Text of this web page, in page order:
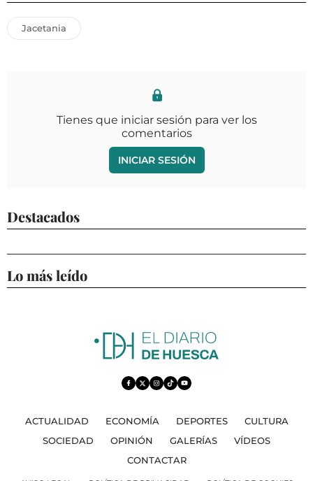
Jacetania
Tienes que iniciar sesión para ver los
comentarios
INICIAR SESIÓN
Destacados
Lo más leído
ACTUALIDAD ECONOMÍA DEPORTES
CULTURA
SOCIEDAD
OPINIÓN GALERÍAS
VÍDEOS
CONTACTAR